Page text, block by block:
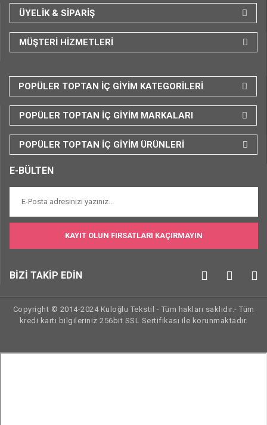
ÜYELİK & SİPARİŞ
MÜŞTERİ HİZMETLERİ
POPÜLER TOPTAN İÇ GİYİM KATEGORİLERİ
POPÜLER TOPTAN İÇ GİYİM MARKALARI
POPÜLER TOPTAN İÇ GİYİM ÜRÜNLERİ
E-BÜLTEN
KAYIT OLUN FIRSATLARI KAÇIRMAYIN
BİZİ TAKİP EDİN
Copyright © 2014-2024 Kuloğlu Tekstil - Tüm hakları saklıdır.- Tüm
kredi kartı bilgileriniz 256bit SSL Sertifikası ile korunmaktadır.